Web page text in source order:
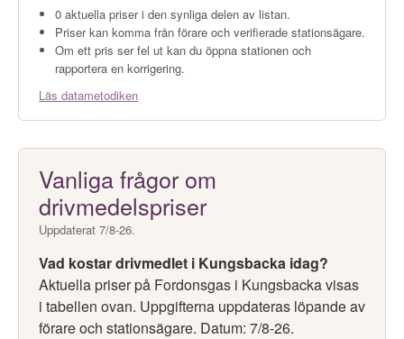
0 aktuella priser i den synliga delen av listan.
Priser kan komma från förare och verifierade stationsägare.
Om ett pris ser fel ut kan du öppna stationen och
rapportera en korrigering.
Läs datametodiken
Vanliga frågor om
drivmedelspriser
Uppdaterat 7/8-26.
Vad kostar drivmedlet i Kungsbacka idag?
Aktuella priser på Fordonsgas i Kungsbacka visas
i tabellen ovan. Uppgifterna uppdateras löpande av
förare och stationsägare. Datum: 7/8-26.